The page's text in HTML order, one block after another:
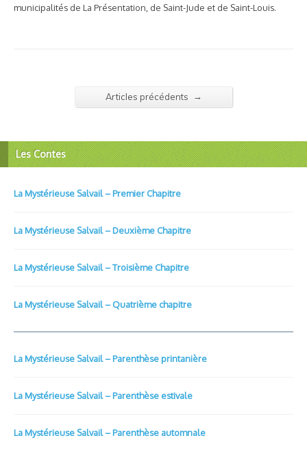
municipalités de La Présentation, de Saint-Jude et de Saint-Louis.
Articles précédents →
Les Contes
La Mystérieuse Salvail – Premier Chapitre
La Mystérieuse Salvail – Deuxième Chapitre
La Mystérieuse Salvail – Troisième Chapitre
La Mystérieuse Salvail – Quatrième chapitre
La Mystérieuse Salvail – Parenthèse printanière
La Mystérieuse Salvail – Parenthèse estivale
La Mystérieuse Salvail – Parenthèse automnale